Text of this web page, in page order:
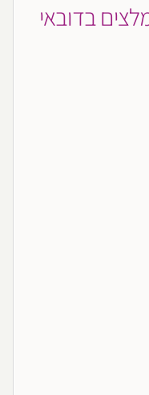
בדובאי